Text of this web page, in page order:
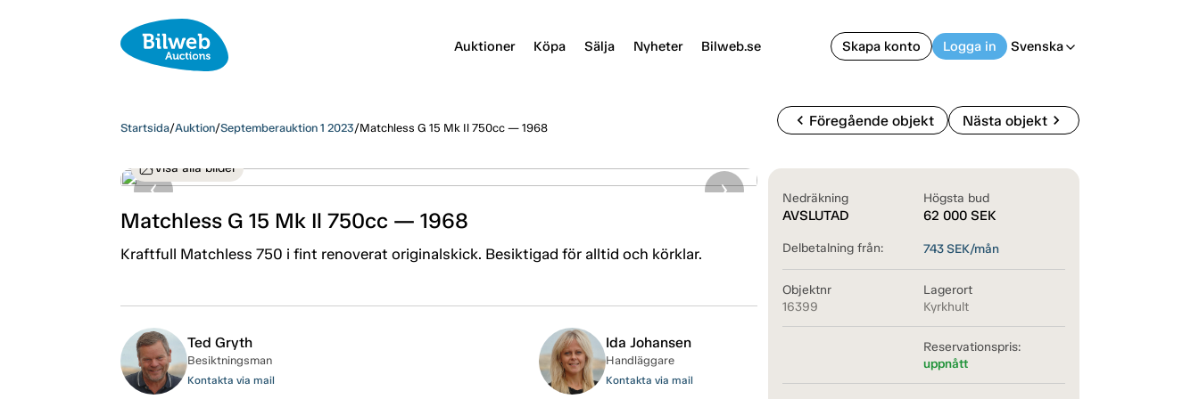
Auktioner Köpa Sälja Nyheter Bilweb.se Skapa konto Logga in Svenska arrow_back_ios
Startsida/Auktion/Septemberauktion 1 2023/Matchless G 15 Mk Il 750cc — 1968 chevron_left Föregående objekt Nästa objektchevron_right
Visa alla bilder
Matchless G 15 Mk Il 750cc — 1968
Kraftfull Matchless 750 i fint renoverat originalskick. Besiktigad för alltid och körklar.
Nedräkning
AVSLUTAD
Högsta bud
62 000 SEK
Delbetalning från: 743SEK/mån
Objektnr
16399
Lagerort
Kyrkhult
Reservationspris:
uppnått
Ted Gryth
Besiktningsman
Kontakta via mail
Ida Johansen
Handläggare
Kontakta via mail